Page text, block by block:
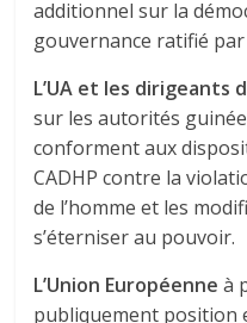
additionnel sur la
gouvernance ratifié par
L’UA et les dirigeants
sur les autorités
conforment aux
CADHP contre la
de l’homme et les
s’éterniser au pouvoir.
L’Union Européenne à
publiquement position